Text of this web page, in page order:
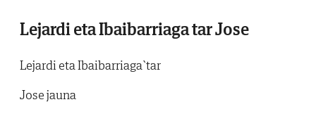
Lejardi eta Ibaibarriaga tar Jose
Lejardi eta Ibaibarriaga`tar
Jose jauna